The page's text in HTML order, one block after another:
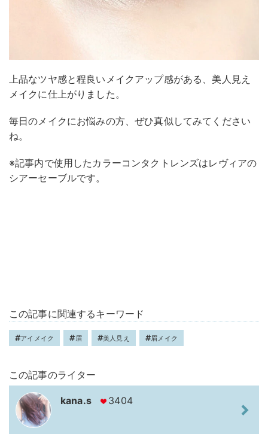
上品なツヤ感と程良いメイクアップ感がある、美人見え
メイクに仕上がりました。
毎日のメイクにお悩みの方、ぜひ真似してみてください
ね。
※記事内で使用したカラーコンタクトレンズはレヴィアの
シアーセーブルです。
この記事に関連するキーワード
アイメイク 眉 美人見え 眉メイク
この記事のライター
kana.s 3404